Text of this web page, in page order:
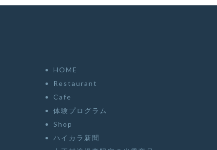
HOME
Restaurant
Cafe
体験プログラム
Shop
ハイカラ新聞